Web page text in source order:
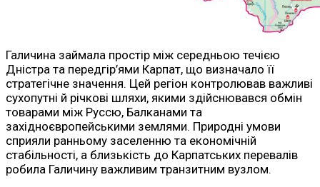
Галичина займала простір між середньою течією
Дністра та передгір’ями Карпат, що визначало її
стратегічне значення. Цей регіон контролював важливі
сухопутні й річкові шляхи, якими здійснювався обмін
товарами між Руссю, Балканами та
західноєвропейськими землями. Природні умови
сприяли ранньому заселенню та економічній
стабільності, а близькість до Карпатських перевалів
робила Галичину важливим транзитним вузлом.